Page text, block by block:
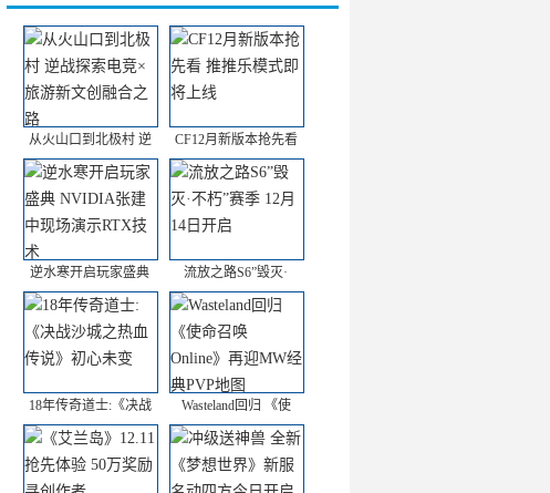
从火山口到北极村 逆 CF12月新版本抢先看
逆水寒开启玩家盛典 流放之路S6”毁灭·
18年传奇道士:《决战 Wasteland回归 《使